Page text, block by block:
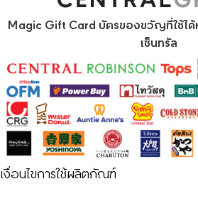
Magic Gift Card บัตรของขวัญที่ใช้ได้
เซ็นทรัล
เงื่อนไขการใช้ผลิตภัณฑ์